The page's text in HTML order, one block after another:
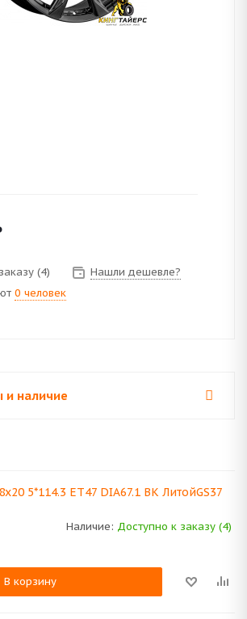
(4)
Нашли дешевле?
0 человек
и наличие
5*114.3 ET47 DIA67.1 BK ЛитойGS37
Наличие: Доступно к заказу (4)
В корзину